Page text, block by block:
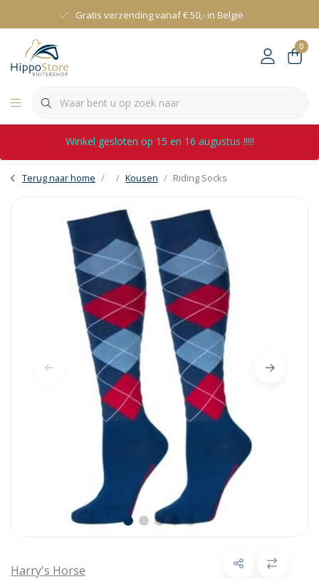
Gratis verzending vanaf € 50,- in België
0
Winkel gesloten op 15 en 16 augustus !!!!!
Terug naar home Kousen Riding Socks
Harry's Horse